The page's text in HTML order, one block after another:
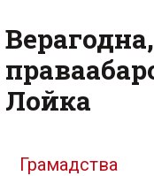
Лойка
Грамадства